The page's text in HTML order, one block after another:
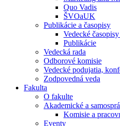
Quo Vadis
ŠVOaUK
Publikácie a časopisy
Vedecké
Publikácie
Vedecká rada
Odborové komisie
Vedecké podujatia,
Zodpovedná veda
Fakulta
O fakulte
Akademické a
Komisie a
Eventy